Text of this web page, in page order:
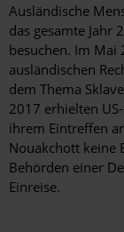
Ausländische
das gesamte Jahr
besuchen. Im Mai
ausländischen
dem Thema
2017 erhielten
ihrem Eintreffen
Nouakchott keine
Behörden einer
Einreise.